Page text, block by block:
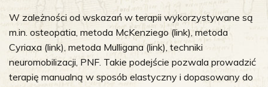
W zależności od wskazań w terapii wykorzystywane są
m.in. osteopatia, metoda McKenziego (link), metoda
Cyriaxa (link), metoda Mulligana (link), techniki
neuromobilizacji, PNF. Takie podejście pozwala prowadzić
terapię manualną w sposób elastyczny i dopasowany do